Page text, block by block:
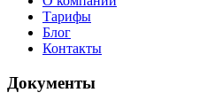
Тарифы
Блог
Контакты
Документы